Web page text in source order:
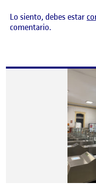
Lo siento, debes estar
comentario.